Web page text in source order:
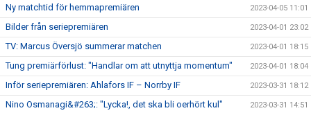
Ny matchtid för hemmapremiären 2023-04-05 11:01
Bilder från seriepremiären 2023-04-01 23:02
TV: Marcus Översjö summerar matchen 2023-04-01 18:15
Tung premiärförlust: "Handlar om att utnyttja momentum" 2023-04-01 18:04
Inför seriepremiären: Ahlafors IF – Norrby IF 2023-03-31 18:12
Nino Osmanagi&#263;: "Lycka!, det ska bli oerhört kul" 2023-03-31 14:51